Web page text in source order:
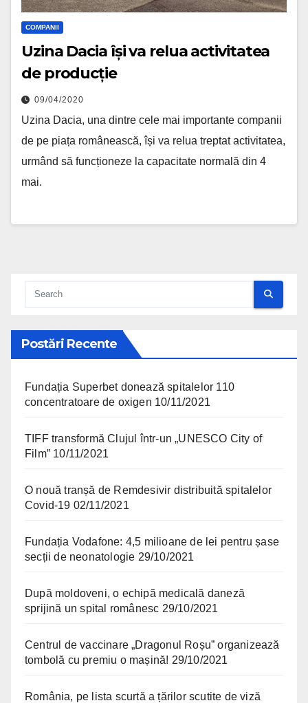
COMPANII
Uzina Dacia își va relua activitatea
de producție
09/04/2020
Uzina Dacia, una dintre cele mai importante companii
de pe piața românească, își va relua treptat activitatea,
urmând să funcționeze la capacitate normală din 4
mai.
Postări Recente
Fundația Superbet donează spitalelor 110
concentratoare de oxigen 10/11/2021
TIFF transformă Clujul într-un „UNESCO City of
Film” 10/11/2021
O nouă tranșă de Remdesivir distribuită spitalelor
Covid-19 02/11/2021
Fundația Vodafone: 4,5 milioane de lei pentru șase
secții de neonatologie 29/10/2021
După moldoveni, o echipă medicală daneză
sprijină un spital românesc 29/10/2021
Centrul de vaccinare „Dragonul Roșu” organizează
tombolă cu premiu o mașină! 29/10/2021
România, pe lista scurtă a țărilor scutite de viză